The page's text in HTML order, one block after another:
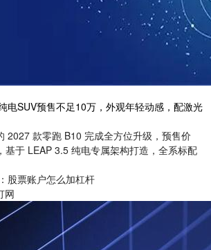
电SUV预售不足10万，外观年轻动感，配激光
2027 款零跑 B10 完成全方位升级，预售价
于 LEAP 3.5 纯电专属架构打造，全系标配
股票账户怎么加杠杆
网